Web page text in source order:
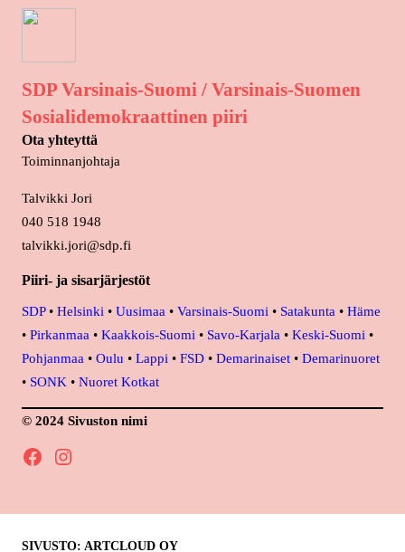
SDP Varsinais-Suomi / Varsinais-Suomen
Sosialidemokraattinen piiri
Ota yhteyttä
Toiminnanjohtaja
Talvikki Jori
040 518 1948
talvikki.jori@sdp.fi
Piiri- ja sisarjärjestöt
SDP• Helsinki • Uusimaa • Varsinais-Suomi • Satakunta • Häme
• Pirkanmaa • Kaakkois-Suomi • Savo-Karjala • Keski-Suomi •
Pohjanmaa • Oulu • Lappi • FSD • Demarinaiset • Demarinuoret
• SONK • Nuoret Kotkat
© 2024 Sivuston nimi
Facebook Instagram
SIVUSTO: ARTCLOUD OY